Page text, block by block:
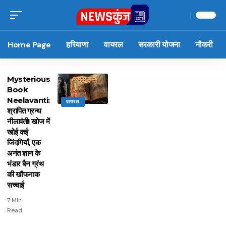
Home Page हरियाणा वायरल सरकारी योजना नौकरी
वायरल
Mysterious
Book
Neelavanti:
श्रापित ग्रन्थ
नीलावंती! खोज में
खोई कई
जिंदगियाँ, एक
अनंत ज्ञान के
भंडार बैन ग्रंथ
की खौफनाक
सच्चाई
7 Min
Read